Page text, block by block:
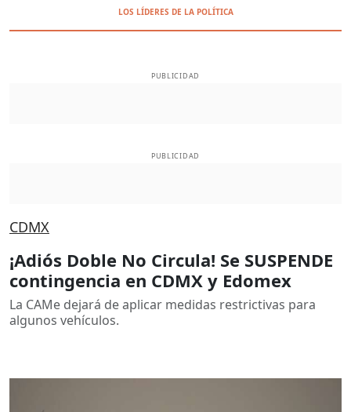
LOS LÍDERES DE LA POLÍTICA
PUBLICIDAD
PUBLICIDAD
CDMX
¡Adiós Doble No Circula! Se SUSPENDE
contingencia en CDMX y Edomex
La CAMe dejará de aplicar medidas restrictivas para
algunos vehículos.